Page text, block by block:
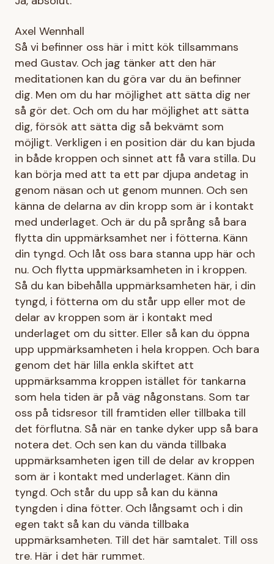
Axel Wennhall
Så vi befinner oss här i mitt kök tillsammans
med Gustav. Och jag tänker att den här
meditationen kan du göra var du än befinner
dig. Men om du har möjlighet att sätta dig ner
så gör det. Och om du har möjlighet att sätta
dig, försök att sätta dig så bekvämt som
möjligt. Verkligen i en position där du kan bjuda
in både kroppen och sinnet att få vara stilla. Du
kan börja med att ta ett par djupa andetag in
genom näsan och ut genom munnen. Och sen
känna de delarna av din kropp som är i kontakt
med underlaget. Och är du på språng så bara
flytta din uppmärksamhet ner i fötterna. Känn
din tyngd. Och låt oss bara stanna upp här och
nu. Och flytta uppmärksamheten in i kroppen.
Så du kan bibehålla uppmärksamheten här, i din
tyngd, i fötterna om du står upp eller mot de
delar av kroppen som är i kontakt med
underlaget om du sitter. Eller så kan du öppna
upp uppmärksamheten i hela kroppen. Och bara
genom det här lilla enkla skiftet att
uppmärksamma kroppen istället för tankarna
som hela tiden är på väg någonstans. Som tar
oss på tidsresor till framtiden eller tillbaka till
det förflutna. Så när en tanke dyker upp så bara
notera det. Och sen kan du vända tillbaka
uppmärksamheten igen till de delar av kroppen
som är i kontakt med underlaget. Känn din
tyngd. Och står du upp så kan du känna
tyngden i dina fötter. Och långsamt och i din
egen takt så kan du vända tillbaka
uppmärksamheten. Till det här samtalet. Till oss
tre. Här i det här rummet.